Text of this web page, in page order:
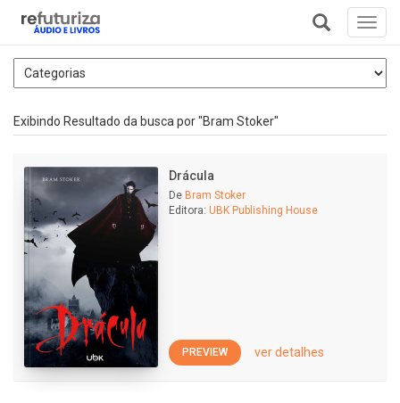
+
Exibindo Resultado da busca por "Bram Stoker"
Drácula
De Bram Stoker
Editora: UBK Publishing House
PREVIEW ver detalhes